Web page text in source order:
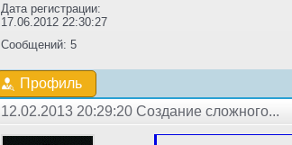
Дата регистрации:
17.06.2012 22:30:27
Сообщений: 5
Профиль
12.02.2013 20:29:20 Создание сложного...